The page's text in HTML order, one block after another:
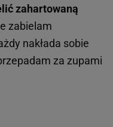
zahartowaną
zabielam
nakłada sobie
za zupami